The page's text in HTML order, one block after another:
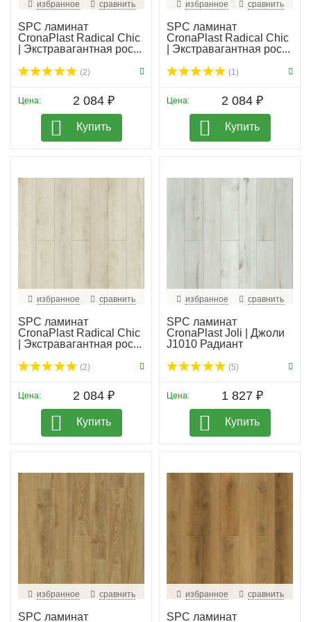
избранное сравнить
SPC ламинат
CronaPlast Radical Chic
| Экстравагантная рос...
(2)
Цена: 2 084 ₽
Купить
избранное сравнить
SPC ламинат
CronaPlast Radical Chic
| Экстравагантная рос...
(1)
Цена: 2 084 ₽
Купить
избранное сравнить
SPC ламинат
CronaPlast Radical Chic
| Экстравагантная рос...
(2)
Цена: 2 084 ₽
Купить
избранное сравнить
SPC ламинат
CronaPlast Joli | Джоли
J1010 Радиант
(5)
Цена: 1 827 ₽
Купить
избранное сравнить
SPC ламинат
избранное сравнить
SPC ламинат